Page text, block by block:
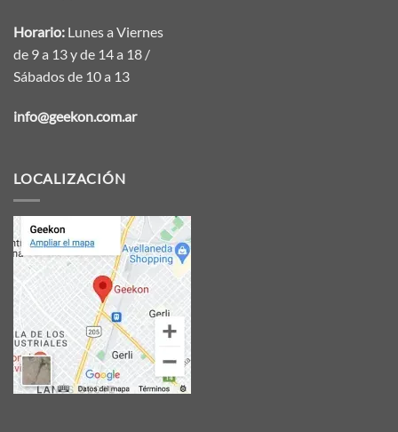
Horario: Lunes a Viernes
de 9 a 13 y de 14 a 18 /
Sábados de 10 a 13
info@geekon.com.ar
LOCALIZACIÓN